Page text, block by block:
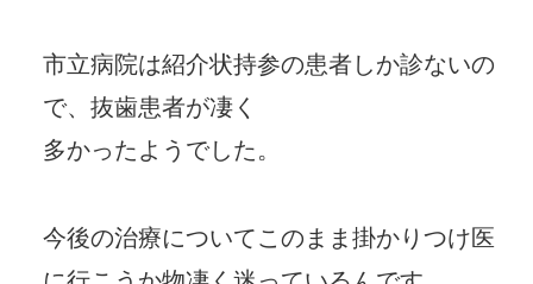
市立病院は紹介状持参の患者しか診ないの
で、抜歯患者が凄く
多かったようでした。
今後の治療についてこのまま掛かりつけ医